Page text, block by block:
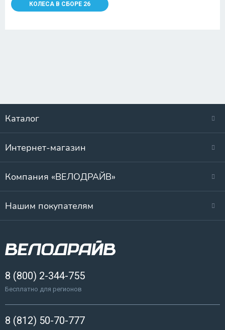
КОЛЕСА В СБОРЕ 26
Каталог
Интернет-магазин
Компания «ВЕЛОДРАЙВ»
Нашим покупателям
8 (800) 2-344-755
Бесплатно для регионов
8 (812) 50-70-777